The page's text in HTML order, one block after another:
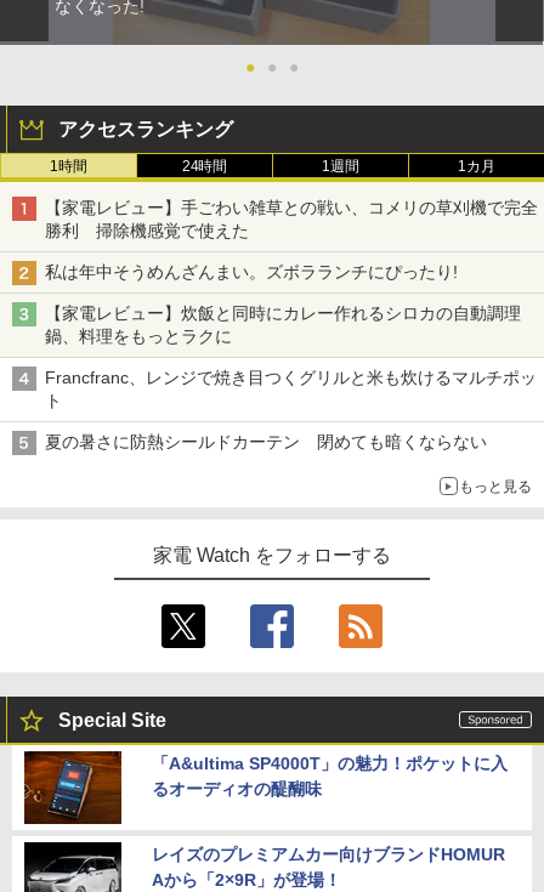
なくなった!
● ● ●
アクセスランキング
1時間 24時間 1週間 1カ月
【家電レビュー】手ごわい雑草との戦い、コメリの草刈機で完全
勝利 掃除機感覚で使えた
私は年中そうめんざんまい。ズボラランチにぴったり!
【家電レビュー】炊飯と同時にカレー作れるシロカの自動調理
鍋、料理をもっとラクに
Francfranc、レンジで焼き目つくグリルと米も炊けるマルチポッ
ト
夏の暑さに防熱シールドカーテン 閉めても暗くならない
もっと見る
家電 Watch をフォローする
Special Site
「A&ultima SP4000T」の魅力！ポケットに入
るオーディオの醍醐味
レイズのプレミアムカー向けブランドHOMUR
Aから「2×9R」が登場！